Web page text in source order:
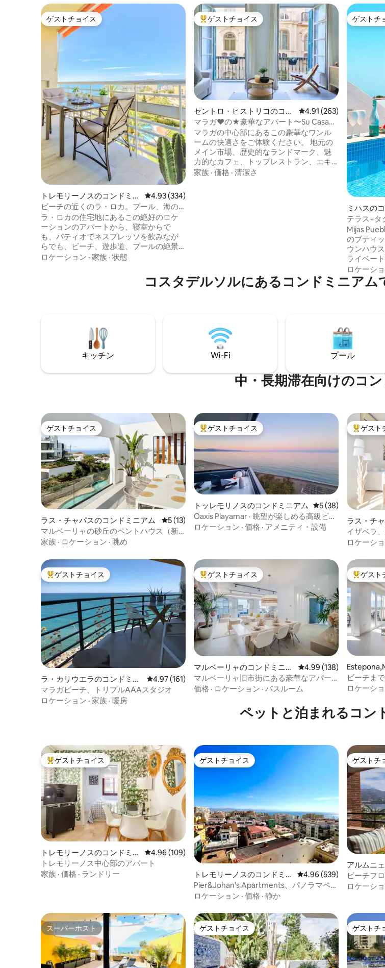
ゲストチョイス
ゲストチョイス
トレモリーノスのコンドミニ
アム
レビュー334件、5つ星中4.93つ星の平均評価
4.93 (334)
ビーチの近くのラ・ロカ。プール、海の
眺め、L...
ラ・ロカの住宅地にあるこの絶好のロケ
ーションのアパートから、寝室からで
も、パティオでネスプレッソを飲みなが
らでも、ビーチ、遊歩道、プールの絶景
を堪能してください。室内にはライトブ
イメージが施されています。 日の出とと
もに目を覚ますか、テラスのバリ風サン
みいただけます。 このアパートに入る
と、まず青い海が見えます。 素晴らしい
です。お客様は、ベッドルーム2室とバス
ルーム2室を備えた南西向きのコーナーア
パートにご滞在になります。 ウォークウ
があります。 大きなベッドに変えること
ができる快適なソファに座って、50イン
チのサムスン製スマートHDテレビでお気
に入りの番組、スポーツ、映画をご覧く
ださい。 さらに、スライド式の窓のそば
では、バリ風のサンベッドで本を読みな
がらくつろいだり、パセオで起きている
ことを眺めたりすることができます。 座
席エリアでリラックスしながら、地中海
の景色を眺め、飲み物を楽しみましょ
う。 内蔵家電と必要な調理器具やカトラ
リーがすべて揃った設備の整ったキッチ
ンで簡単に食事を準備できます。 ダイニ
ングエリアで、ご自身の料理をお楽しみ
ください。 ろ過水を提供するGroheの
とても良いです。ボトルを持ち歩く必要
がなくなります。 マスターベッドルーム
のキングサイズベッドの快適さと、遮光
カーテン、シャッター、ウォークインシ
ャワー付きの専用バスルームの利便性を
お楽しみください。 マットレスカバー付
きの柔らかいマットレス、特別なメモリ
ーフォーム枕、高品質の寝具、羽毛布
団、アイロンがけされたシーツで、元気
を取り戻す眠りにつきましょう。 ベッド
ルームのエアコンまたは天井扇風機で涼
しく過ごせます。 アパートの反対側に
は、シングルベッド2台の2つ目のベッド
ルームがあります。 さらにシングルベッ
ド2台を引き出すことができます。 お客様
可能です。お問い合わせください。 長期
滞在（2週間以上）の場合は、リネンとタ
オルを1セット追加でご用意します。 ご滞
在中の追加清掃は可能です。料金は80ユ
ーロです。 夜間のパーティーや騒音は禁
止です。
ロケーション · 家族 · 状態
大好評のゲストチョイスです。
ゲストチョイス
セントロ・ヒストリコのコン
ドミニアム
レビュー263件、5つ星
4.91 (263)
マラガ♥の★豪華なアパート〜Su Casa
Away
マラガの中心部にあるこの豪華なワンル
ームの快適さをご体験ください。 地元の
メイン市場、歴史的なランドマーク、魅
力的なカフェ、トップレストラン、エキ
サイティングなショップ、活気ある港、
家族 · 価格 · 清潔さ
ゲストチ
ゲストチ
ミハスの
テラス+タ
ショップ
Mijas
のブティ
ウンハウ
ライベー
が正面に
大きな屋
メートル
のドライ
ン、ショ
ロケーシ
コスタデルソルにあるコンドミニアム
キッチン Wi-Fi プール
中・長期滞在向けのコ
ゲストチョイス
ゲストチョイス
ラス・チャパスのコンドミニアム レビュー13件、5つ星中5つ星の平均評価
5 (13)
マルベーリャの砂丘のペントハウス（新
築、素晴らしい屋上）
家族 · ロケーション · 眺め
大好評のゲストチョイスです。
ゲストチョイス
トッレモリノスのコンドミニアム レビュー38件、5つ
5 (38)
Oaxis Playamar · 眺望が楽しめる高級ビー
チフロントアパート
ロケーション · 価格 · アメニティ・設備
大好評の
ゲスト
ラス・チ
アム
イザベラ
ゴロンド
ロケーシ
大好評のゲストチョイスです。
ゲストチョイス
ラ・カリウエラのコンドミニ
アム
レビュー161件、5つ星中4.97つ星の平均評価
4.97 (161)
マラガビーチ、トリプルAAAスタジオ
ロケーション · 家族 · 暖房
大好評のゲストチョイスです。
ゲストチョイス
マルベーリャのコンドミニア
ム
レビュー138件、5つ星
4.99 (138)
マルベーリャ旧市街にある豪華なアパー
ト、Seis Lun...
価格 · ロケーション · バスルーム
大好評の
ゲスト
ム
ビーチま
ロケーシ
ペットと泊まれるコン
大好評のゲストチョイスです。
ゲストチョイス
トレモリーノスのコンドミニ
アム
レビュー109件、5つ星中4.96つ星の平均評価
4.96 (109)
トレモリーノス中心部のアパート
家族 · 価格 · ランドリー
ゲストチョイス
ゲストチョイス
トレモリーノスのコンドミニ
アム
レビュー539件、5つ星中
4.96 (539)
Pier&Johan's Apartments、パノラマペン
トハウス
ロケーション · 価格 · 静か
ゲストチ
ゲストチ
アルムニ
アム
ビーチフ
ロケーシ
スーパーホスト
スーパーホスト ゲストチョイス
ゲストチョイス ゲストチ
ゲストチ